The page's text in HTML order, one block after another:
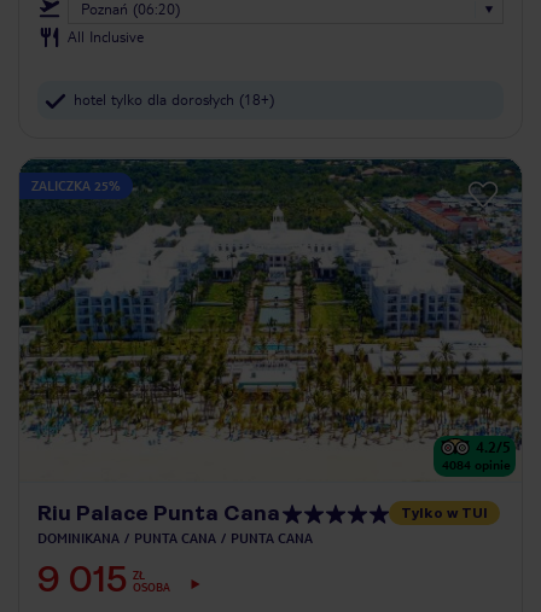
Poznań (06:20)
All Inclusive
hotel tylko dla dorosłych (18+)
ZALICZKA 25%
4.2/5
4084 opinie
Riu Palace Punta Cana Tylko w TUI
DOMINIKANA PUNTA CANA PUNTA CANA
9 015 ZŁ
OSOBA